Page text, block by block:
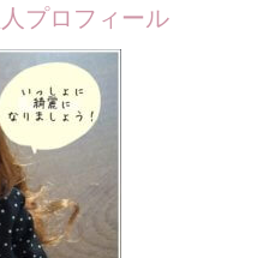
プロフィール